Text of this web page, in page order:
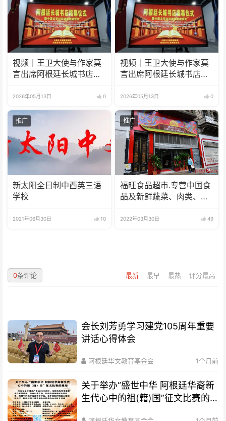
视频｜王卫大使与作家莫
言出席阿根廷长城书店揭
2026年05月13日 0
视频｜王卫大使与作家莫
言出席阿根廷长城书店揭
2026年05月13日 0
推广
新太阳全日制中西英三语
学校
2021年06月30日 10
推广
福旺食品超市.专营中国食
品及新鲜蔬菜、肉类、
2022年03月30日 49
最新 最早 最热 评分最高
0条评论
会长刘芳勇学习建党105周年重要
讲话心得体会
阿根廷华文教育基金会 1个月前
关于举办“盛世中华 阿根廷华裔新
生代心中的祖(籍)国”征文比赛的